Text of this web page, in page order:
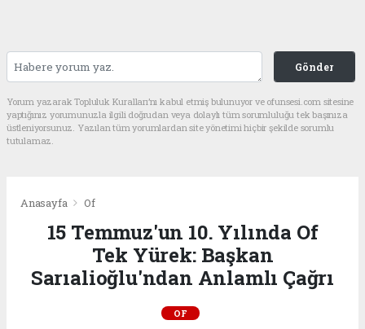
Gönder
Yorum yazarak Topluluk Kuralları’nı kabul etmiş bulunuyor ve ofunsesi.com sitesine
yaptığınız yorumunuzla ilgili doğrudan veya dolaylı tüm sorumluluğu tek başınıza
üstleniyorsunuz. Yazılan tüm yorumlardan site yönetimi hiçbir şekilde sorumlu
tutulamaz.
Anasayfa Of
15 Temmuz'un 10. Yılında Of
Tek Yürek: Başkan
Sarıalioğlu'ndan Anlamlı Çağrı
OF